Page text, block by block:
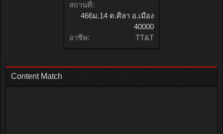
สถานที่:
466ม.14 ต.ศิลา อ.เมือง
40000
อาชีพ:
TT&T
Content Match